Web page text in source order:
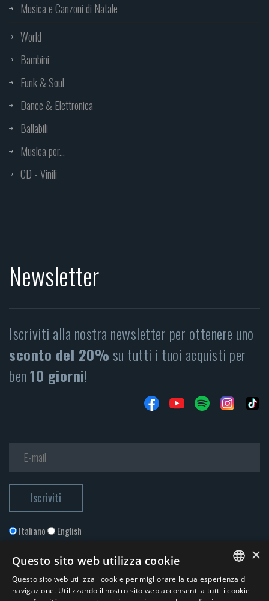
Musica e Canzoni di Natale
World
Bambini
Funk & Soul
Dance & Elettronica
Ballabili
Musica per...
CD - Vinili
Newsletter
Iscriviti alla nostra newsletter per ottenere uno
sconto del 20%su tutti i tuoi acquisti per
ben10 giorni!
Italiano English
ITALIAN
×
Questo sito web utilizza cookie
Questo sito web utilizza i cookie per migliorare la tua esperienza di
navigazione. Utilizzando il nostro sito web acconsenti a tutti i cookie